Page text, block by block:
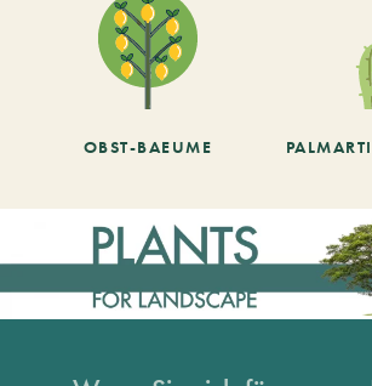
OBST-BAEUME